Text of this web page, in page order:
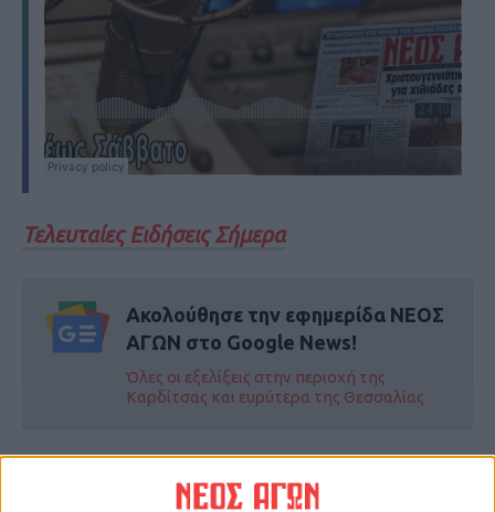
Τελευταίες Ειδήσεις Σήμερα
Ακολούθησε την εφημερίδα ΝΕΟΣ
ΑΓΩΝ στο Google News!
Όλες οι εξελίξεις στην περιοχή της
Καρδίτσας και ευρύτερα της Θεσσαλίας
Στενό πρέσινγκ 27/5/2025
Τρίκαλα: Θρήνος στο